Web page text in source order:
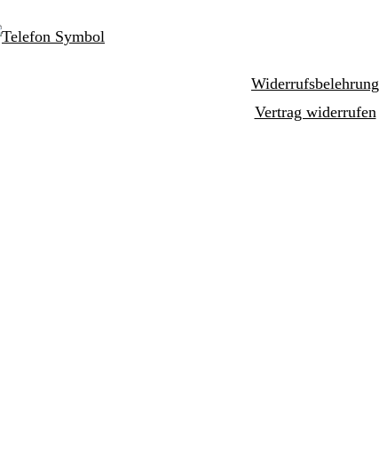
Widerrufsbelehrung
Vertrag widerrufen